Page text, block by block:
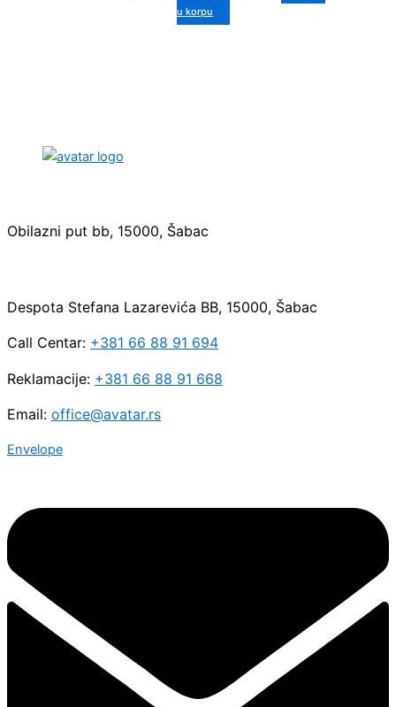
u korpu
Obilazni put bb, 15000, Šabac
Despota Stefana Lazarevića BB, 15000, Šabac
Call Centar: +381 66 88 91 694
Reklamacije: +381 66 88 91 668
Email: office@avatar.rs
Envelope